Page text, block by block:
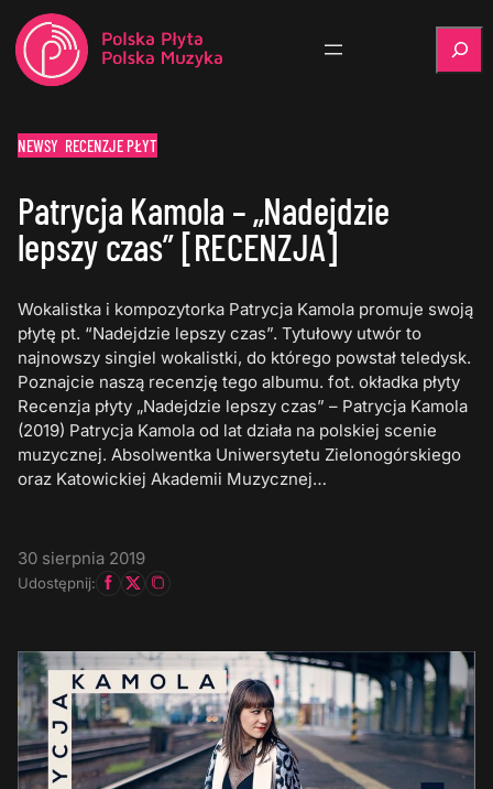
NEWSY RECENZJE PŁYT
Patrycja Kamola – „Nadejdzie
lepszy czas” [RECENZJA]
Wokalistka i kompozytorka Patrycja Kamola promuje swoją
płytę pt. “Nadejdzie lepszy czas”. Tytułowy utwór to
najnowszy singiel wokalistki, do którego powstał teledysk.
Poznajcie naszą recenzję tego albumu. fot. okładka płyty
Recenzja płyty „Nadejdzie lepszy czas” – Patrycja Kamola
(2019) Patrycja Kamola od lat działa na polskiej scenie
muzycznej. Absolwentka Uniwersytetu Zielonogórskiego
oraz Katowickiej Akademii Muzycznej…
30 sierpnia 2019
Udostępnij: